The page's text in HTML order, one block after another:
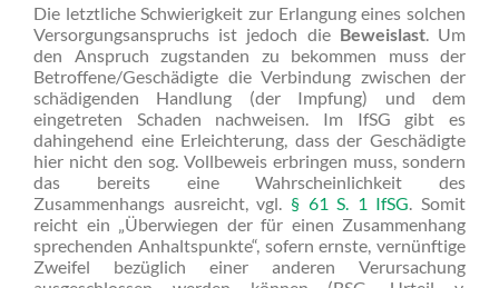
Die letztliche Schwierigkeit zur Erlangung eines solchen
Versorgungsanspruchs ist jedoch die Beweislast. Um
den Anspruch zugstanden zu bekommen muss der
Betroffene/Geschädigte die Verbindung zwischen der
schädigenden Handlung (der Impfung) und dem
eingetreten Schaden nachweisen. Im IfSG gibt es
dahingehend eine Erleichterung, dass der Geschädigte
hier nicht den sog. Vollbeweis erbringen muss, sondern
das bereits eine Wahrscheinlichkeit des
Zusammenhangs ausreicht, vgl. § 61 S. 1 IfSG. Somit
reicht ein „Überwiegen der für einen Zusammenhang
sprechenden Anhaltspunkte“, sofern ernste, vernünftige
Zweifel bezüglich einer anderen Verursachung